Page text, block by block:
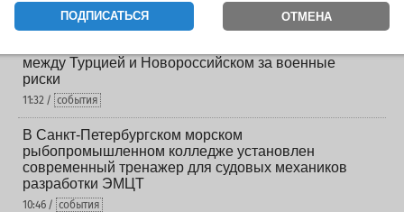
судостроение
между Турцией и Новороссийском за военные
риски
11:32 / события
В Санкт-Петербургском морском
рыбопромышленном колледже установлен
современный тренажер для судовых механиков
разработки ЭМЦТ
10:46 / события
ПОДПИСАТЬСЯ ОТМЕНА